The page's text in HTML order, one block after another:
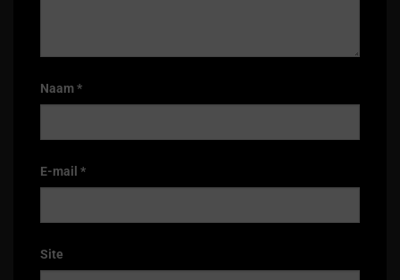
Naam*
E-mail *
Site